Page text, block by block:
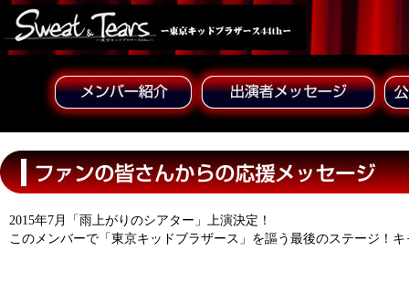
2015年7月「雨上がりのシアター」上演決定！
このメンバーで「東京キッドブラザース」を謳う最後のステージ！